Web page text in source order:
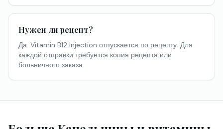
Нужен ли рецепт?
Да. Vitamin B12 Injection отпускается по рецепту. Для
каждой отправки требуется копия рецепта или
больничного заказа.